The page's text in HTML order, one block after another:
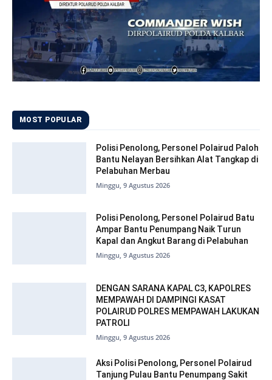
MOST POPULAR
Polisi Penolong, Personel Polairud Paloh
Bantu Nelayan Bersihkan Alat Tangkap di
Pelabuhan Merbau
Minggu, 9 Agustus 2026
Polisi Penolong, Personel Polairud Batu
Ampar Bantu Penumpang Naik Turun
Kapal dan Angkut Barang di Pelabuhan
Minggu, 9 Agustus 2026
DENGAN SARANA KAPAL C3, KAPOLRES
MEMPAWAH DI DAMPINGI KASAT
POLAIRUD POLRES MEMPAWAH LAKUKAN
PATROLI
Minggu, 9 Agustus 2026
Aksi Polisi Penolong, Personel Polairud
Tanjung Pulau Bantu Penumpang Sakit